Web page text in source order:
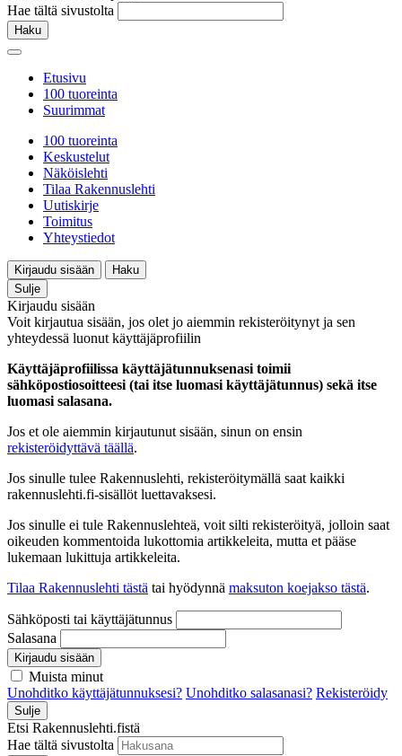
Hae tältä sivustolta
Haku
Etusivu
100 tuoreinta
Suurimmat
100 tuoreinta
Keskustelut
Näköislehti
Tilaa Rakennuslehti
Uutiskirje
Toimitus
Yhteystiedot
Kirjaudu sisään
Haku
Sulje
Kirjaudu sisään
Voit kirjautua sisään, jos olet jo aiemmin rekisteröitynyt ja sen
yhteydessä luonut käyttäjäprofiilin
Käyttäjäprofiilissa käyttäjätunnuksenasi toimii
sähköpostiosoitteesi (tai itse luomasi käyttäjätunnus) sekä itse
luomasi salasana.
Jos et ole aiemmin kirjautunut sisään, sinun on ensin
rekisteröidyttävä täällä.
Jos sinulle tulee Rakennuslehti, rekisteröitymällä saat kaikki
rakennuslehti.fi-sisällöt luettavaksesi.
Jos sinulle ei tule Rakennuslehteä, voit silti rekisteröityä, jolloin saat
oikeuden kommentoida lukottomia artikkeleita, mutta et pääse
lukemaan lukittuja artikkeleita.
Tilaa Rakennuslehti tästä tai hyödynnä maksuton koejakso tästä.
Sähköposti tai käyttäjätunnus
Salasana
Kirjaudu sisään
Muista minut
Unohditko käyttäjätunnuksesi? Unohditko salasanasi? Rekisteröidy
Sulje
Etsi Rakennuslehti.fistä
Hae tältä sivustolta